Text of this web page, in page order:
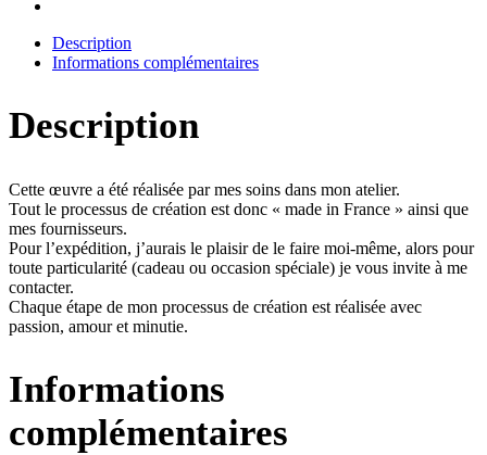
Description
Informations complémentaires
Description
Cette œuvre a été réalisée par mes soins dans mon atelier.
Tout le processus de création est donc « made in France » ainsi que
mes fournisseurs.
Pour l’expédition, j’aurais le plaisir de le faire moi-même, alors pour
toute particularité (cadeau ou occasion spéciale) je vous invite à me
contacter.
Chaque étape de mon processus de création est réalisée avec
passion, amour et minutie.
Informations
complémentaires